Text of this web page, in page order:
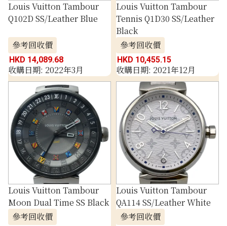
Louis Vuitton Tambour
Q102D SS/Leather Blue
參考回收價
HKD 14,089.68
收購日期: 2022年3月
Louis Vuitton Tambour
Tennis Q1D30 SS/Leather
Black
參考回收價
HKD 10,455.15
收購日期: 2021年12月
Louis Vuitton Tambour
Moon Dual Time SS Black
參考回收價
Louis Vuitton Tambour
QA114 SS/Leather White
參考回收價